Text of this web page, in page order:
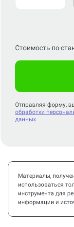
Стоимость по
Отправляя форму,
обработки
данных
Материалы,
использоваться
инструмента для
информации и